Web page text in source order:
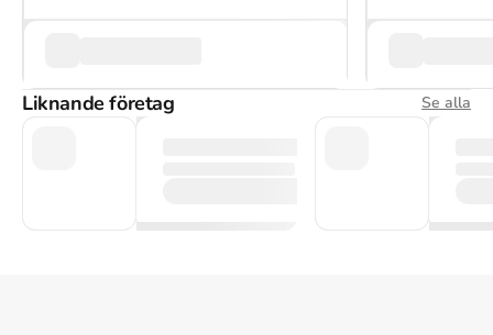
Liknande företag Se alla